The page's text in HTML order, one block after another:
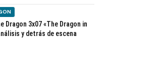
Dragon 3x07 «The Dragon in
y detrás de escena